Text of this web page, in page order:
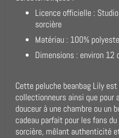
Licence officielle :
sorcière
Matériau : 100%
Dimensions : environ 12
Cette peluche beanbag Lily
collectionneurs ainsi que pour
douceur à une chambre ou un
cadeau parfait pour les fans
sorcière, mêlant authenticité